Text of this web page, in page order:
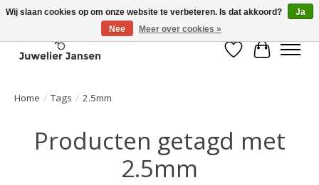
Verlanglijst
Home / Tags / 2.5mm
Producten getagd met
2.5mm
Wij slaan cookies op om onze website te verbeteren. Is dat akkoord?
Ja
Nee
Meer over cookies »